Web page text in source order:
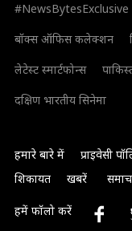
#NewsBytesExclusive
बॉक्स ऑफिस कलेक्शन
लेटेस्ट स्मार्टफोन्स
दक्षिण भारतीय सिनेमा
हमारे बारे में प्राइवेसी
शिकायत
खबरें
हमें फॉलो करें